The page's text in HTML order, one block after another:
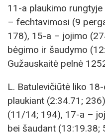
11-a plaukimo
– fechtavimosi (9
178), 15-a – jojimo
bėgimo ir šaudymo
Gužauskaitė pelnė
L. Batulevičiūtė liko
plaukiant (2:34.71;
(11/14; 194), 17-a –
bei šaudant (13:19.38;